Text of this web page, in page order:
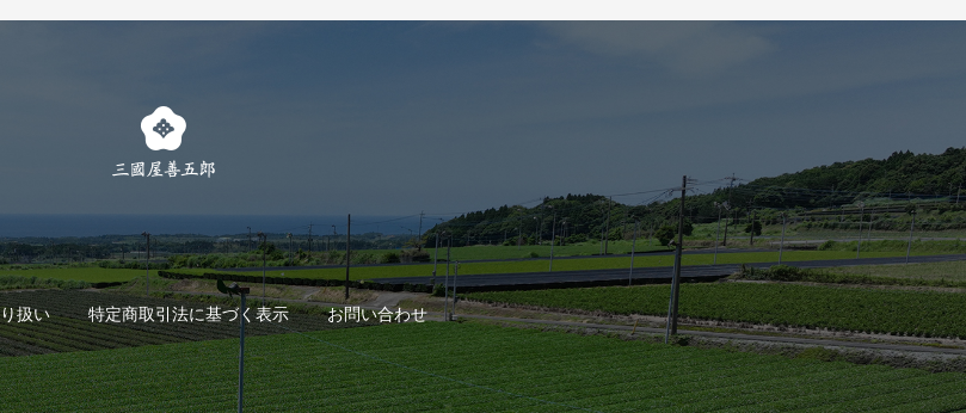
扱い 特定商取引法に基づく表示 お問い合わせ